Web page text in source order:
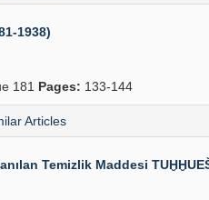
1938)
181 Pages: 133-144
Articles
Temizlik Maddesi